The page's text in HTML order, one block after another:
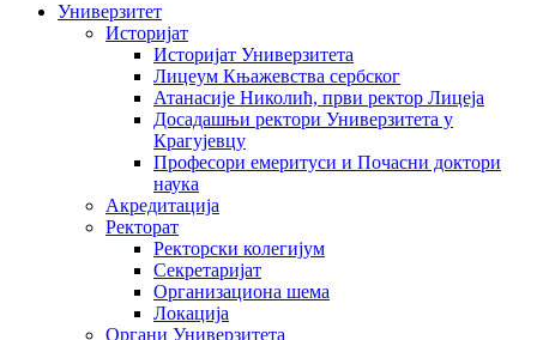
Универзитет
Историјат
Историјат Универзитета
Лицеум Књажевства сербског
Атанасије Николић, први ректор Лицеја
Досадашњи ректори Универзитета у
Крагујевцу
Професори емеритуси и Почасни доктори
наука
Акредитација
Ректорат
Ректорски колегијум
Секретаријат
Организациона шема
Локација
Органи Универзитета